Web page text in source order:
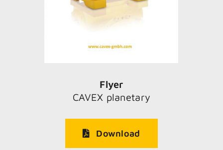
Flyer
CAVEX planetary
Download